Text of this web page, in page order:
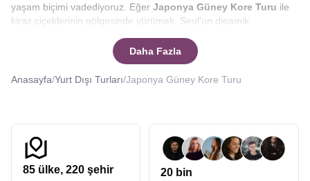
yaşam biçimi vadediyoruz. Eğer Japonya Güney Kore Turu ile
kiraz çiçeklerinin gölgesinde yürümek, Seul’un dinamik
isterseniz, doğru yerdesiniz.Japonya turları, Güney Kore
düzenleyen Avrupa Rüyası uzak doğunun kalbine sizleri de
götürebilir.
turu, sadece yeni yerler görmek değil, dünyaya bakış açınızı
değiştirecek bir içsel yolculuktur. Bizimle çıkacağınız bu
yolculukta, Tokyo’nun neon ışıkları altında geleceğe adım
Daha Fazla
Anasayfa/Yurt Dışı Turları/Japonya Güney Kore Turu
85 ülke, 220 şehir 20 bin